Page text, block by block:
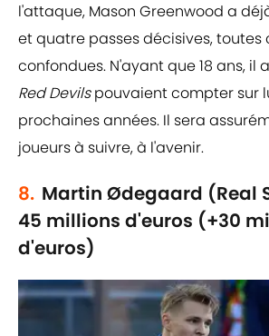
l'attaque, Mason Greenwood a
et quatre passes décisives,
confondues. N'ayant que 18 ans, il
Red Devilspouvaient compter sur
prochaines années. Il sera
joueurs à suivre, à l'avenir.
8. Martin Ødegaard (Real
45 millions d'euros (+30
d'euros)